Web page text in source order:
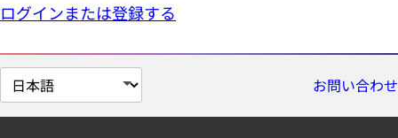
ログインまたは登録する
ペ
ー
お問い合わせ